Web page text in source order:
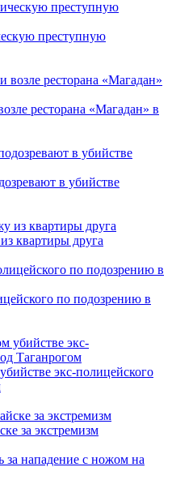
преступную
ресторана «Магадан» в
в убийстве
квартиры друга
по подозрению в
экс-полицейского
за экстремизм